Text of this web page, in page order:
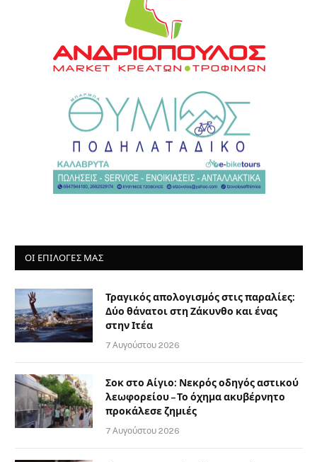
ΟΙ ΕΠΙΛΟΓΈΣ ΜΑΣ
Τραγικός απολογισμός στις παραλίες:
Δύο θάνατοι στη Ζάκυνθο και ένας
στην Ιτέα
7 Αυγούστου 2026
Σοκ στο Αίγιο: Νεκρός οδηγός αστικού
λεωφορείου – Το όχημα ακυβέρνητο
προκάλεσε ζημιές
7 Αυγούστου 2026